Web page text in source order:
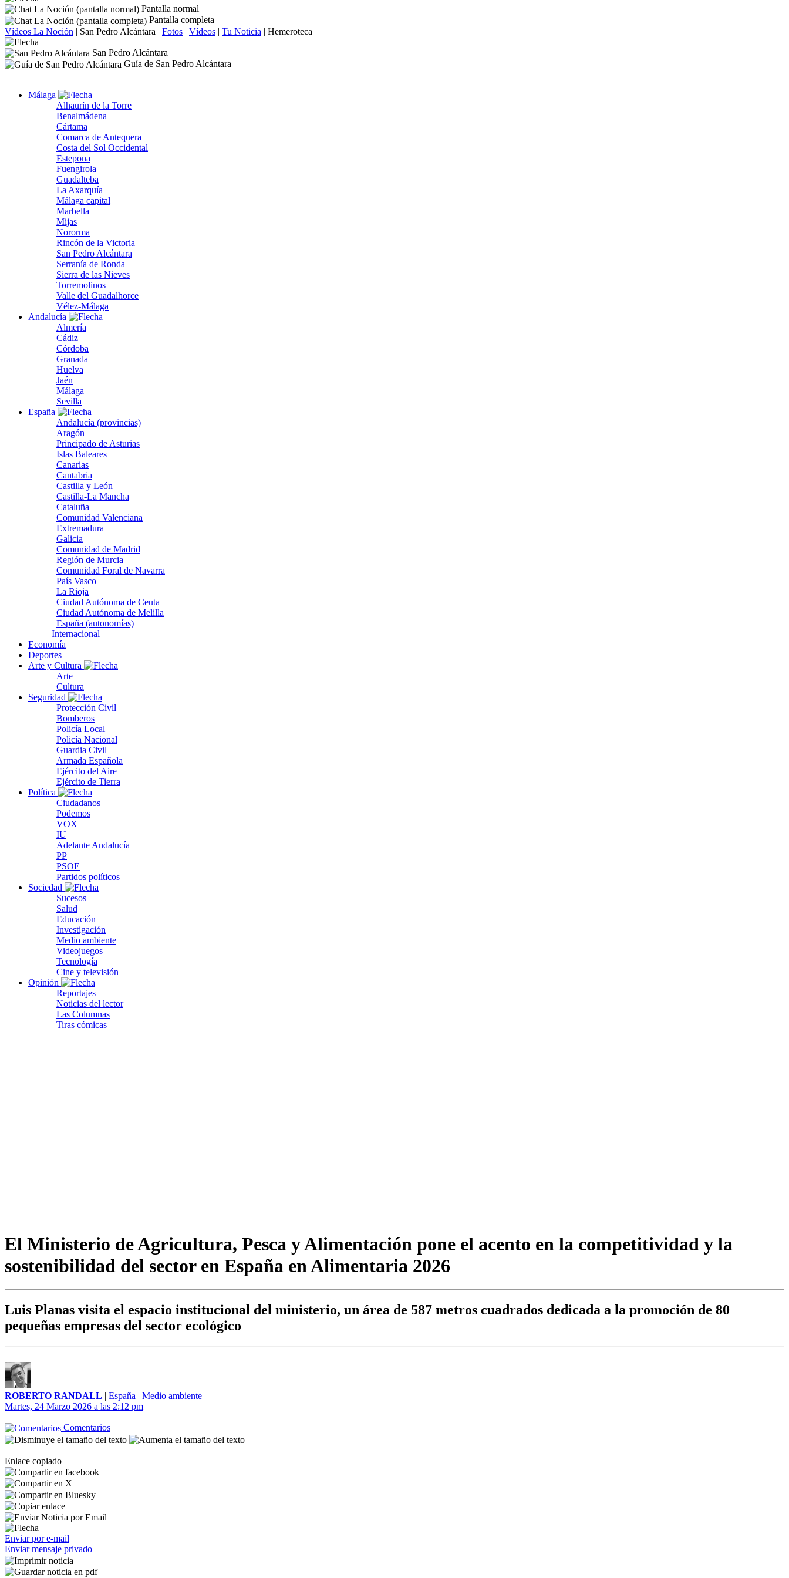
Pantalla normal
Pantalla completa
Vídeos La Noción | San Pedro Alcántara | Fotos | Vídeos | Tu Noticia | Hemeroteca
San Pedro Alcántara
Guía de San Pedro Alcántara
Málaga
Alhaurín de la Torre
Benalmádena
Cártama
Comarca de Antequera
Costa del Sol Occidental
Estepona
Fuengirola
Guadalteba
La Axarquía
Málaga capital
Marbella
Mijas
Nororma
Rincón de la Victoria
San Pedro Alcántara
Serranía de Ronda
Sierra de las Nieves
Torremolinos
Valle del Guadalhorce
Vélez-Málaga
Andalucía
Almería
Cádiz
Córdoba
Granada
Huelva
Jaén
Málaga
Sevilla
España
Andalucía (provincias)
Aragón
Principado de Asturias
Islas Baleares
Canarias
Cantabria
Castilla y León
Castilla-La Mancha
Cataluña
Comunidad Valenciana
Extremadura
Galicia
Comunidad de Madrid
Región de Murcia
Comunidad Foral de Navarra
País Vasco
La Rioja
Ciudad Autónoma de Ceuta
Ciudad Autónoma de Melilla
España (autonomías)
Internacional
Economía
Deportes
Arte y Cultura
Arte
Cultura
Seguridad
Protección Civil
Bomberos
Policía Local
Policía Nacional
Guardia Civil
Armada Española
Ejército del Aire
Ejército de Tierra
Política
Ciudadanos
Podemos
VOX
IU
Adelante Andalucía
PP
PSOE
Partidos políticos
Sociedad
Sucesos
Salud
Educación
Investigación
Medio ambiente
Videojuegos
Tecnología
Cine y televisión
Opinión
Reportajes
Noticias del lector
Las Columnas
Tiras cómicas
El Ministerio de Agricultura, Pesca y Alimentación pone el acento en la competitividad y la
sostenibilidad del sector en España en Alimentaria 2026
Luis Planas visita el espacio institucional del ministerio, un área de 587 metros cuadrados dedicada a la promoción de 80
pequeñas empresas del sector ecológico
ROBERTO RANDALL | España | Medio ambiente
Martes, 24 Marzo 2026 a las 2:12 pm
Comentarios
Enlace copiado
Enviar por e-mail
Enviar mensaje privado